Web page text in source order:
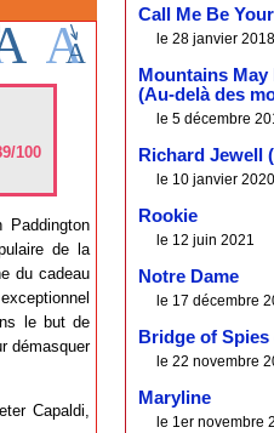
100
de la
du cadeau
le but de
démasquer
Capaldi,
Call Me Be
le 28 janvier 2018
Mountains May
(Au-delà des
le 5 décembre
Richard Jewell
le 10 janvier 2020
Rookie
le 12 juin 2021
Notre Dame
le 17 décembre
Bridge of
le 22 novembre
Maryline
le 1er novembre